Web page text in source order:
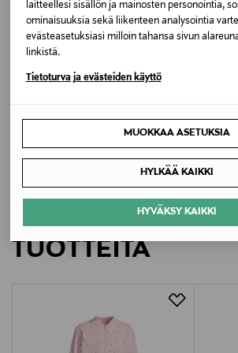
laitteellesi sisällön ja mainosten personointia,
ominaisuuksia sekä liikenteen analysointia
evästeasetuksiasi milloin tahansa sivun
linkistä.
Tietoturva ja evästeiden käyttö
MUOKKAA ASETUKSIA
HYLKÄÄ KAIKKI
HYVÄKSY KAIKKI
Valmistusmaa
Bangladesh
Valmistajan tuotenumero
Lindex Group Oyj/Lindex Division
Valmistajan osoite
Korkeavuorenkatu 28, 00130 Helsinki,
Avainsanat
LINDEX
LISÄÄ
TUOTTEITA